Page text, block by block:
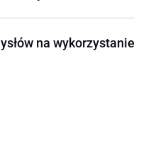
na wykorzystanie